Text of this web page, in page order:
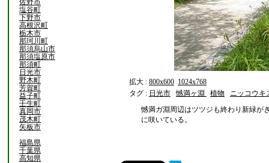
佐野市
塩谷町
下野市
高根沢町
栃木市
那珂川町
那須烏山市
那須塩原市
那須町
日光市
野木町
芳賀町
益子町
壬生町
真岡市
茂木町
矢板市
福島県
千葉県
高知県
拡大 : 800x600 1024x768
タグ : 日光市 憾満ヶ淵 植物
ニッコウキ
憾満ガ淵周辺はツツジも終わり新緑が
に咲いている。